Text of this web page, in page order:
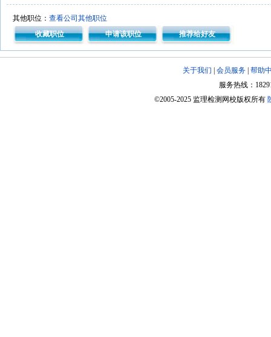
其他职位： 查看公司其他职位
收藏职位
申请该职位 推荐给好友
关于我们 会员服务 帮助
服务热线：
©2005-2025 监理检测网校版权所有